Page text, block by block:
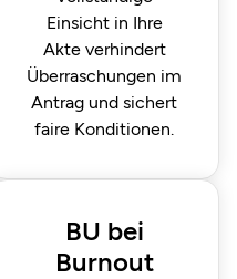
Einsicht in Ihre
Akte verhindert
Überraschungen im
Antrag und sichert
faire Konditionen.
BU bei
Burnout